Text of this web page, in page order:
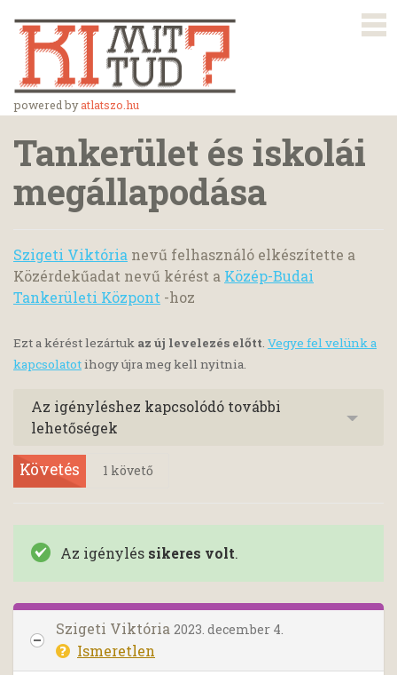
powered byatlatszo.hu
Tankerület és iskolái
megállapodása
Szigeti Viktória nevű felhasználó elkészítette a
Közérdekűadat nevű kérést a Közép-Budai
Tankerületi Központ -hoz
Ezt a kérést lezártuk az új levelezés előtt. Vegye fel velünk a
kapcsolatotihogy újra meg kell nyitnia.
Az igényléshez kapcsolódó további
lehetőségek
Követés 1 követő
Az igénylés sikeres volt.
Szigeti Viktória 2023. december 4.
Ismeretlen